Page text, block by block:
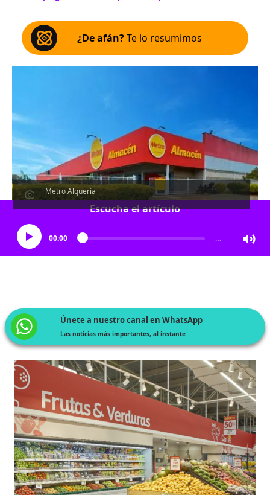
¿De afán?Te lo resumimos
Metro Alquería
Escucha el artículo
00:00 …
Únete a nuestro canal en WhatsApp
Las noticias más importantes, al instante